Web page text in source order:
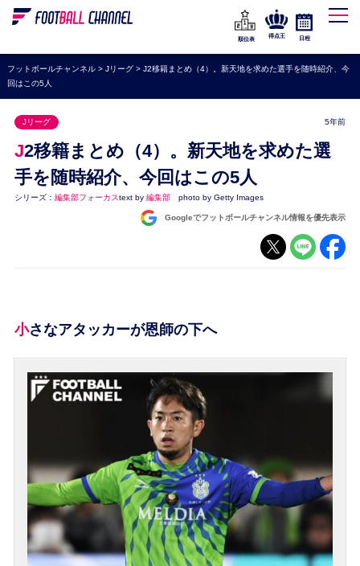
WEリーグ
海外サッカー
セリエA
ブンデスリーガ
UEFA
ナショナルチーム
順位表
得点王 日程
フットボールチャンネル> Jリーグ> J2移籍まとめ（4）。新天地を求めた選手を随時紹介、今
回はこの5人
Jリーグ 5年前
J2移籍まとめ（4）。新天地を求めた選
手を随時紹介、今回はこの5人
シリーズ： 編集部フォーカスtext by 編集部 photo by Getty Images
Googleでフットボールチャンネル情報を優先表示
小さなアタッカーが恩師の下へ